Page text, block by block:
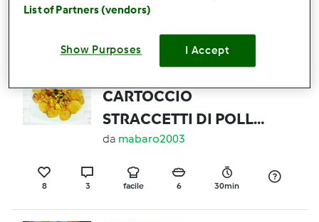
3 15min
CARTOCCIO
STRACCETTI DI POLLO
e PATATE TAJ MAHAL
CELIACHIA
da mabaro2003
8 3 facile 6 30min
List of Partners (vendors)
Show Purposes I Accept